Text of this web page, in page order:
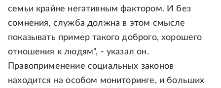
семьи крайне негативным фактором. И без
сомнения, служба должна в этом смысле
показывать пример такого доброго, хорошего
отношения к людям", - указал он.
Правоприменение социальных законов
находится на особом мониторинге, и больших